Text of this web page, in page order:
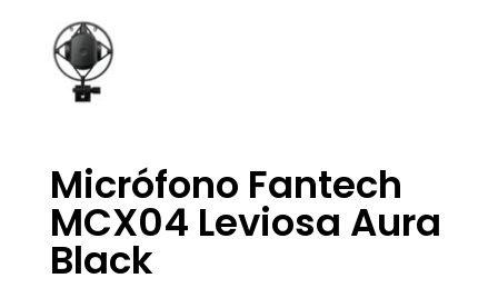
Micrófono Fantech
MCX04 Leviosa Aura
Black